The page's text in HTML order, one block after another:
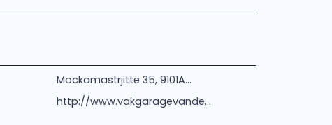
Mockamastrjitte 35, 9101A...
http://www.vakgaragevande...